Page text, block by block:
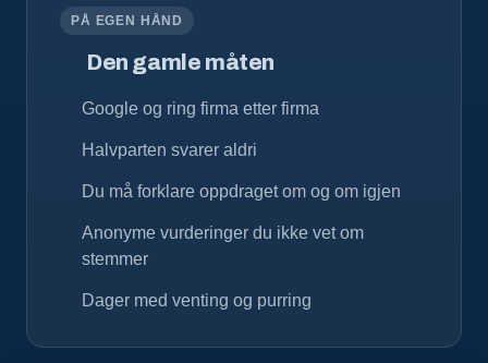
PÅ EGEN HÅND
Den gamle måten
Google og ring firma etter firma
Halvparten svarer aldri
Du må forklare oppdraget om og om igjen
Anonyme vurderinger du ikke vet om
stemmer
Dager med venting og purring